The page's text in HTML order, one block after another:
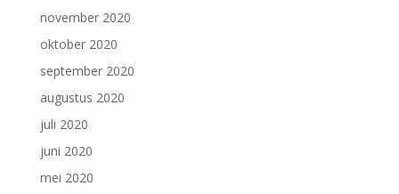
november 2020
oktober 2020
september 2020
augustus 2020
juli 2020
juni 2020
mei 2020